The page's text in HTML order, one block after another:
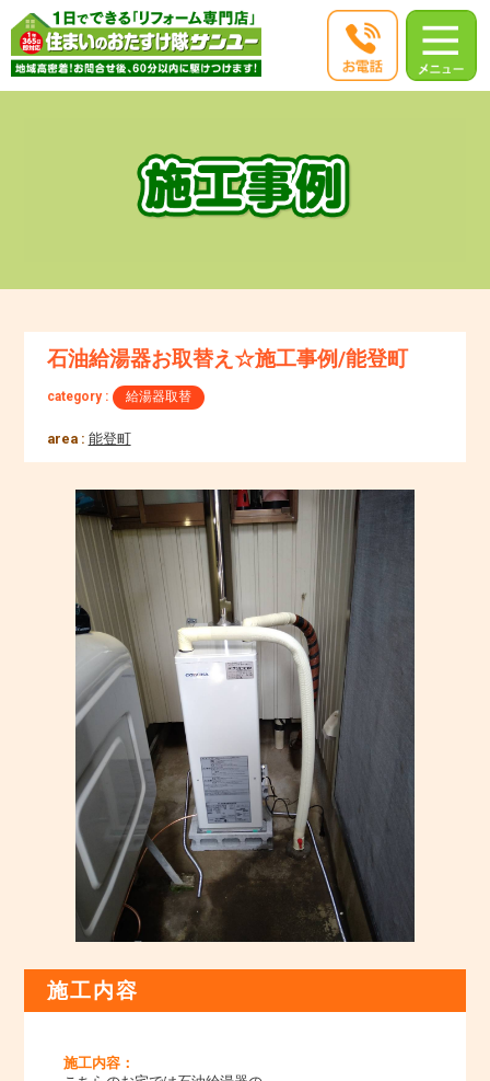
石油給湯器お取替え☆施工事例/能登町
category : 給湯器取替
area : 能登町
施工内容
施工内容：